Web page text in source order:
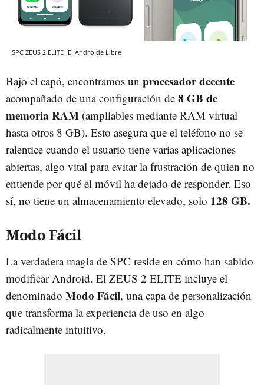
SPC ZEUS 2 ELITE El Androide Libre
Bajo el capó, encontramos un procesador decente
acompañado de una configuración de 8 GB de
memoria RAM (ampliables mediante RAM virtual
hasta otros 8 GB). Esto asegura que el teléfono no se
ralentice cuando el usuario tiene varias aplicaciones
abiertas, algo vital para evitar la frustración de quien no
entiende por qué el móvil ha dejado de responder. Eso
sí, no tiene un almacenamiento elevado, solo 128 GB.
Modo Fácil
La verdadera magia de SPC reside en cómo han sabido
modificar Android. El ZEUS 2 ELITE incluye el
denominado Modo Fácil, una capa de personalización
que transforma la experiencia de uso en algo
radicalmente intuitivo.